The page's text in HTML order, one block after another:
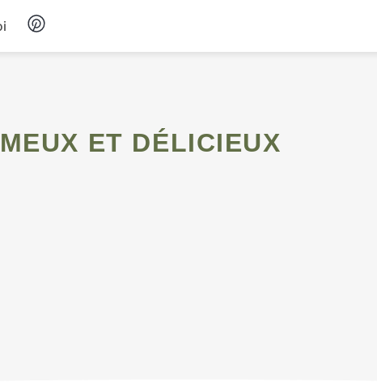
ET DÉLICIEUX